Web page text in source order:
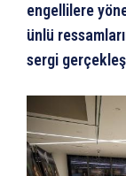
engellilere
ünlü
sergi